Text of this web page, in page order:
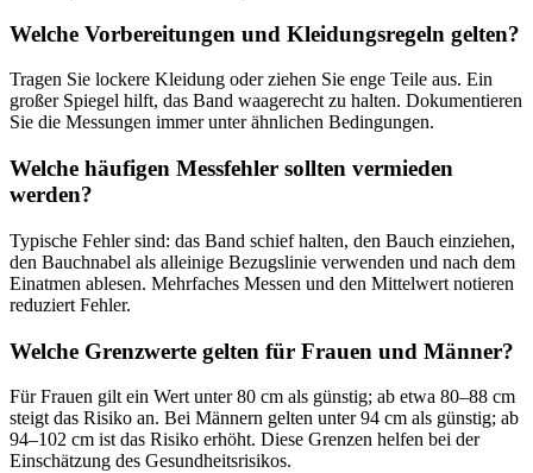
Welche Vorbereitungen und Kleidungsregeln gelten?
Tragen Sie lockere Kleidung oder ziehen Sie enge Teile aus. Ein
großer Spiegel hilft, das Band waagerecht zu halten. Dokumentieren
Sie die Messungen immer unter ähnlichen Bedingungen.
Welche häufigen Messfehler sollten vermieden
werden?
Typische Fehler sind: das Band schief halten, den Bauch einziehen,
den Bauchnabel als alleinige Bezugslinie verwenden und nach dem
Einatmen ablesen. Mehrfaches Messen und den Mittelwert notieren
reduziert Fehler.
Welche Grenzwerte gelten für Frauen und Männer?
Für Frauen gilt ein Wert unter 80 cm als günstig; ab etwa 80–88 cm
steigt das Risiko an. Bei Männern gelten unter 94 cm als günstig; ab
94–102 cm ist das Risiko erhöht. Diese Grenzen helfen bei der
Einschätzung des Gesundheitsrisikos.